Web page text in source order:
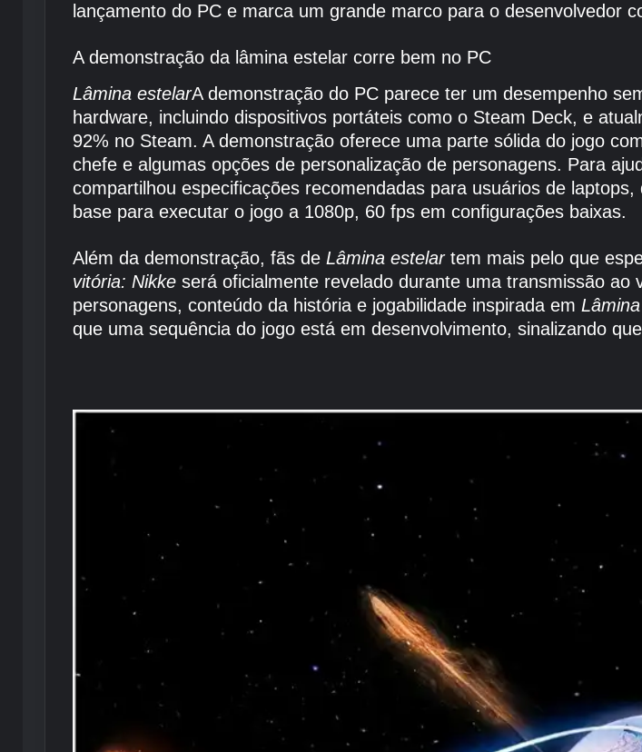
lançamento do PC e marca um grande marco para o desenvolvedor
A demonstração da lâmina estelar corre bem no PC
Lâmina estelarA demonstração do PC parece ter um desempenho
hardware, incluindo dispositivos portáteis como o Steam Deck, e
92% no Steam. A demonstração oferece uma parte sólida do jogo
chefe e algumas opções de personalização de personagens. Para
compartilhou especificações recomendadas para usuários de
base para executar o jogo a 1080p, 60 fps em configurações baixas.
Além da demonstração, fãs de Lâmina estelartem mais pelo que
vitória: Nikke será oficialmente revelado durante uma transmissão
personagens, conteúdo da história e jogabilidade inspirada em
que uma sequência do jogo está em desenvolvimento, sinalizando